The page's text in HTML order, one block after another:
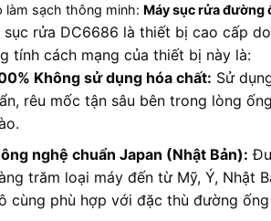
làm sạch thông minh: Máy sục rửa đường
sục rửa DC6686 là thiết bị cao cấp
tính cách mạng của thiết bị này là:
Không sử dụng hóa chất: Sử
rêu mốc tận sâu bên trong lòng
.
nghệ chuẩn Japan (Nhật Bản):
trăm loại máy đến từ Mỹ, Ý, Nhật
cùng phù hợp với đặc thù đường